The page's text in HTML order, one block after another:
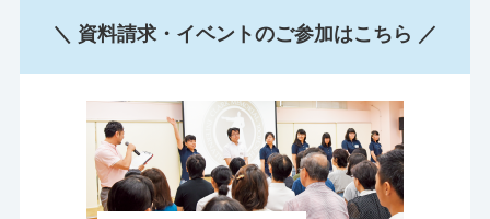
＼ 資料請求・イベントのご参加はこちら ／